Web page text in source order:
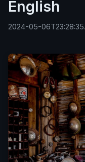
English
2024-05-